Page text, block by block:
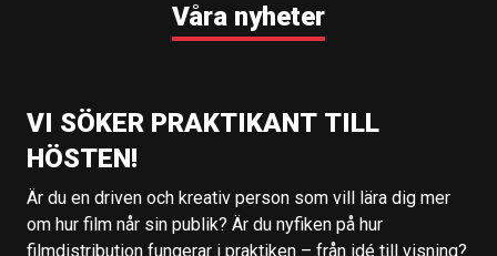
Våra nyheter
VI SÖKER PRAKTIKANT TILL
HÖSTEN!
Är du en driven och kreativ person som vill lära dig mer
om hur film når sin publik? Är du nyfiken på hur
filmdistribution fungerar i praktiken – från idé till visning?